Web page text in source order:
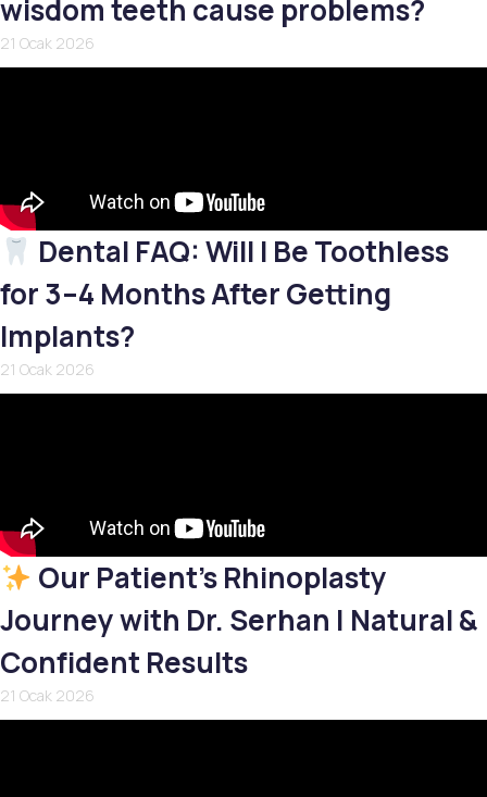
wisdom teeth cause problems?
21 Ocak 2026
Dental FAQ: Will I Be Toothless
for 3–4 Months After Getting
Implants?
21 Ocak 2026
Our Patient’s Rhinoplasty
Journey with Dr. Serhan | Natural &
Confident Results
21 Ocak 2026